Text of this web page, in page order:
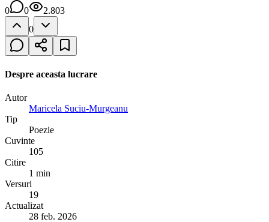
0
0
2.803
0
Despre aceasta lucrare
Autor
Maricela Suciu-Murgeanu
Tip
Poezie
Cuvinte
105
Citire
1 min
Versuri
19
Actualizat
28 feb. 2026